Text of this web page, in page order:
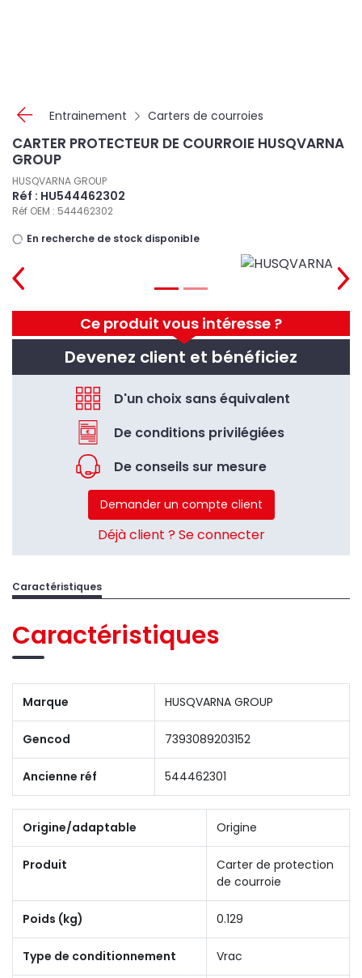
Entrainement Carters de courroies
Ce produit vous intéresse ?
Devenez client et bénéficiez
D'un choix sans équivalent
De conditions privilégiées
De conseils sur mesure
Demander un compte client
Déjà client ? Se connecter
CARTER PROTECTEUR DE COURROIE HUSQVARNA
GROUP
HUSQVARNA GROUP
Réf : HU544462302
Réf OEM : 544462302
En recherche de stock disponible
Caractéristiques
Caractéristiques
Marque HUSQVARNA GROUP
Gencod 7393089203152
Ancienne réf 544462301
Origine/adaptable Origine
Produit
Carter de protection
de courroie
Poids (kg) 0.129
Type de conditionnement Vrac